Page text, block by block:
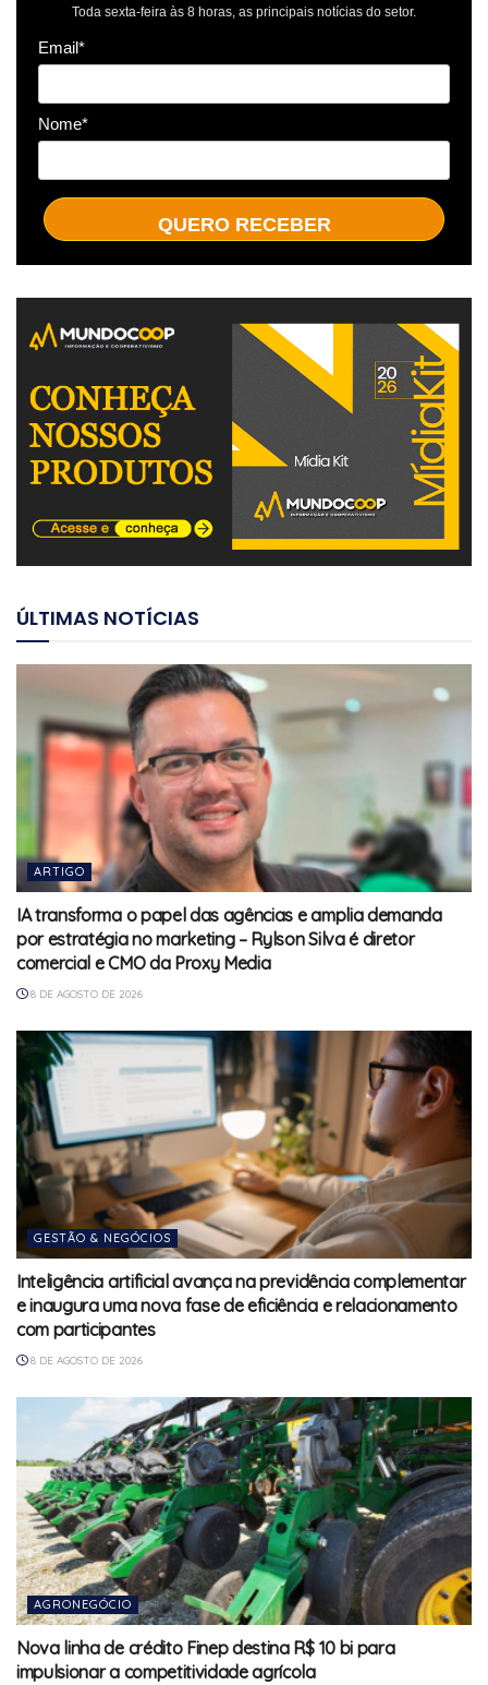
Toda sexta-feira às 8 horas, as principais notícias do setor.
Email*
Nome*
QUERO RECEBER
ÚLTIMAS NOTÍCIAS
ARTIGO
IA transforma o papel das agências e amplia demanda
por estratégia no marketing – Rylson Silva é diretor
comercial e CMO da Proxy Media
8 DE AGOSTO DE 2026
GESTÃO & NEGÓCIOS
Inteligência artificial avança na previdência complementar
e inaugura uma nova fase de eficiência e relacionamento
com participantes
8 DE AGOSTO DE 2026
AGRONEGÓCIO
Nova linha de crédito Finep destina R$ 10 bi para
impulsionar a competitividade agrícola